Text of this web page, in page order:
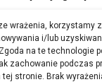
wrażenia, korzystamy
i/lub
na te technologie
zachowanie podczas
stronie. Brak
Sonata